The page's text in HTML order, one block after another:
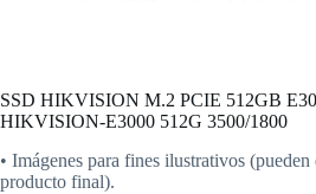
SSD HIKVISION M.2 PCIE 512GB
HIKVISION-E3000 512G 3500/1800
• Imágenes para fines ilustrativos (pueden
producto final).